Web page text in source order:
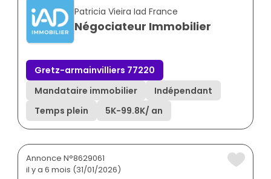
Patricia Vieira Iad France
Négociateur Immobilier
Gretz-armainvilliers 77220
Mandataire immobilier
Indépendant
Temps plein
5K-99.8K/ an
Annonce N°8629061
il y a 6 mois (31/01/2026)